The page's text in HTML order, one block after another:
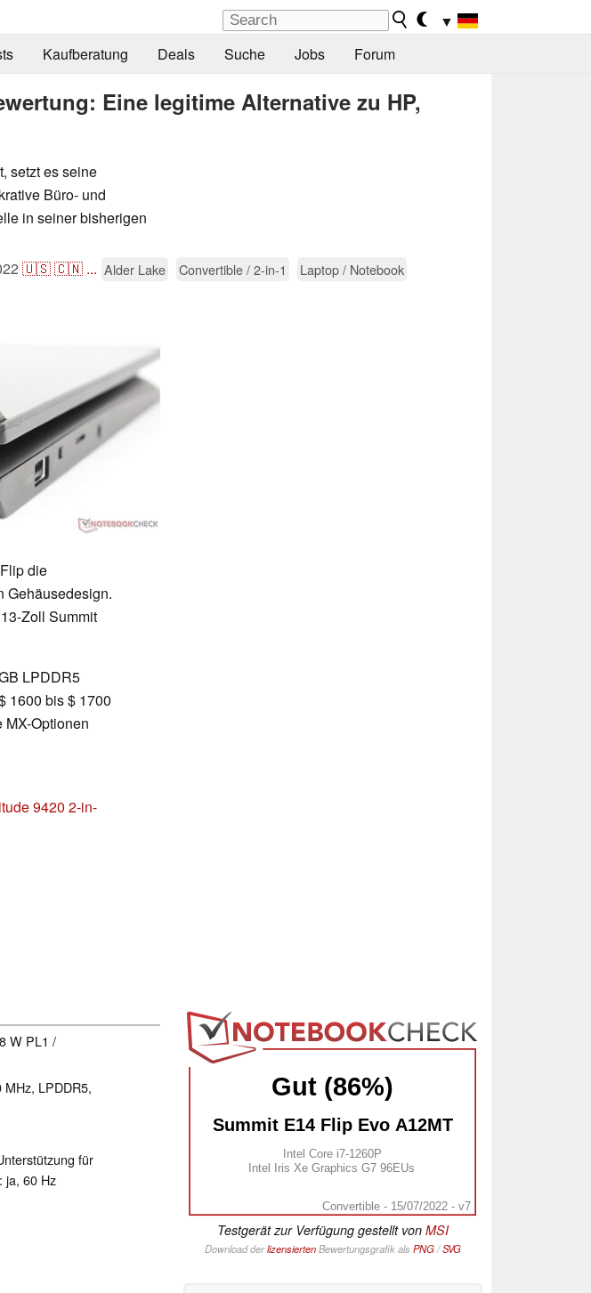
▼
Kaufberatung Deals Suche Jobs Forum
Eine legitime Alternative zu HP,
setzt es seine
Büro- und
in seiner bisherigen
🇺🇸🇨🇳 ... Alder Lake Convertible / 2-in-1
Laptop / Notebook
die
Gehäusedesign.
Zoll Summit
LPDDR5
1600 bis $ 1700
Optionen
9420 2-in-
Gut (86%)
Summit E14 Flip Evo A12MT
Intel Core i7-1260P
Intel Iris Xe Graphics G7 96EUs
Convertible - 15/07/2022 - v7
Testgerät zur Verfügung gestellt von MSI
Download derlizensiertenBewertungsgrafik als PNG/SVG
W PL1 /
LPDDR5,
für
ja, 60 Hz